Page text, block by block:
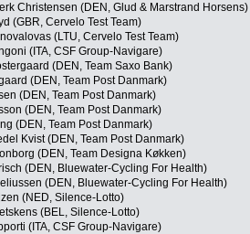
Christensen (DEN, Glud & Marstrand Horsens)
(GBR, Cervelo Test Team)
(LTU, Cervelo Test Team)
(ITA, CSF Group-Navigare)
(DEN, Team Saxo Bank)
(DEN, Team Post Danmark)
(DEN, Team Post Danmark)
(DEN, Team Post Danmark)
(DEN, Team Post Danmark)
Kvist (DEN, Team Post Danmark)
(DEN, Team Designa Køkken)
(DEN, Bluewater-Cycling For Health)
(DEN, Bluewater-Cycling For Health)
(NED, Silence-Lotto)
(BEL, Silence-Lotto)
(ITA, CSF Group-Navigare)